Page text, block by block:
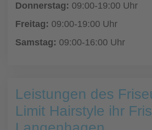
Donnerstag: 09:00-19:00 Uhr
Freitag: 09:00-19:00 Uhr
Samstag: 09:00-16:00 Uhr
Leistungen des
Limit Hairstyle ihr